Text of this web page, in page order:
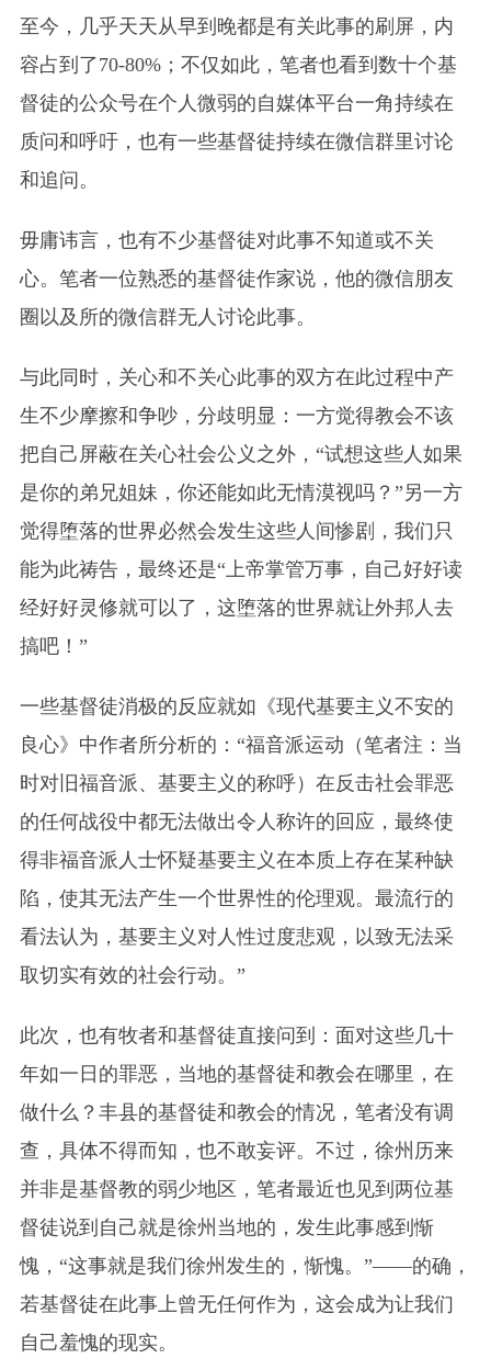
至今，几乎天天从早到晚都是有关此事的刷屏，内
容占到了70-80%；不仅如此，笔者也看到数十个基
督徒的公众号在个人微弱的自媒体平台一角持续在
质问和呼吁，也有一些基督徒持续在微信群里讨论
和追问。
毋庸讳言，也有不少基督徒对此事不知道或不关
心。笔者一位熟悉的基督徒作家说，他的微信朋友
圈以及所的微信群无人讨论此事。
与此同时，关心和不关心此事的双方在此过程中产
生不少摩擦和争吵，分歧明显：一方觉得教会不该
把自己屏蔽在关心社会公义之外，“试想这些人如果
是你的弟兄姐妹，你还能如此无情漠视吗？”另一方
觉得堕落的世界必然会发生这些人间惨剧，我们只
能为此祷告，最终还是“上帝掌管万事，自己好好读
经好好灵修就可以了，这堕落的世界就让外邦人去
搞吧！”
一些基督徒消极的反应就如《现代基要主义不安的
良心》中作者所分析的：“福音派运动（笔者注：当
时对旧福音派、基要主义的称呼）在反击社会罪恶
的任何战役中都无法做出令人称许的回应，最终使
得非福音派人士怀疑基要主义在本质上存在某种缺
陷，使其无法产生一个世界性的伦理观。最流行的
看法认为，基要主义对人性过度悲观，以致无法采
取切实有效的社会行动。”
此次，也有牧者和基督徒直接问到：面对这些几十
年如一日的罪恶，当地的基督徒和教会在哪里，在
做什么？ 丰县的基督徒和教会的情况，笔者没有调
查，具体不得而知，也不敢妄评。不过，徐州历来
并非是基督教的弱少地区，笔者最近也见到两位基
督徒说到自己就是徐州当地的，发生此事感到惭
愧，“这事就是我们徐州发生的，惭愧。”——的确，
若基督徒在此事上曾无任何作为，这会成为让我们
自己羞愧的现实。